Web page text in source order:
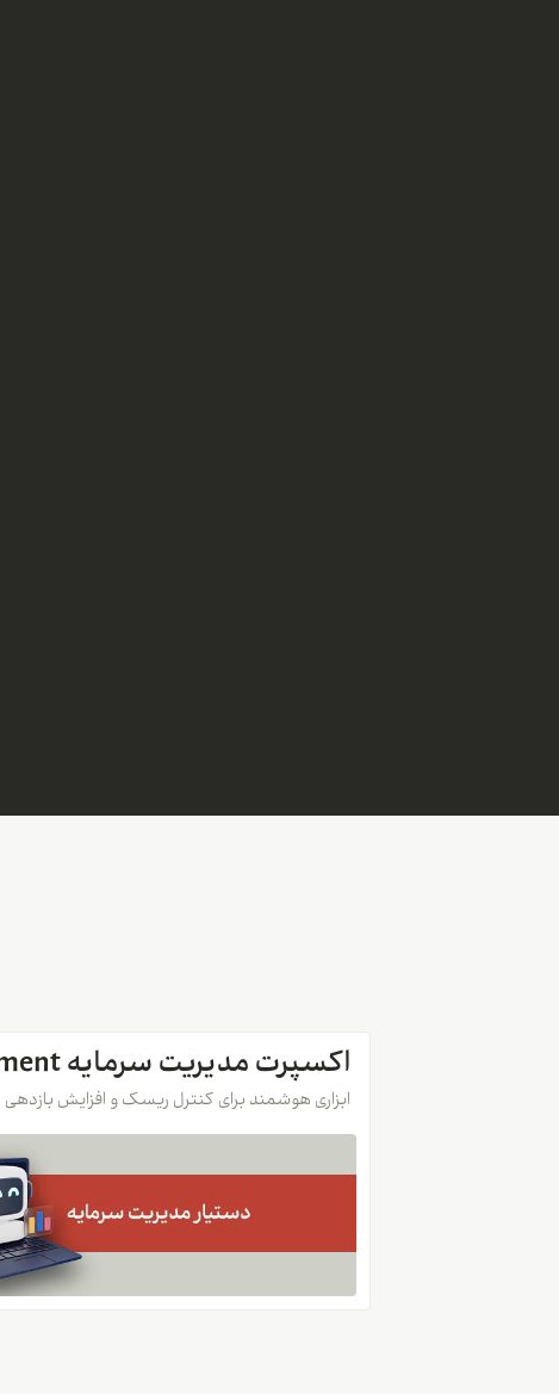
اکسپرت مدیریت سرمایه Meta Management
ابزاری هوشمند برای کنترل ریسک و افزایش بازدهی